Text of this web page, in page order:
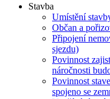
Stavba
Umístění
Občan a
Připojení
sjezdu)
Povinnost
náročnosti
Povinnost
spojeno se